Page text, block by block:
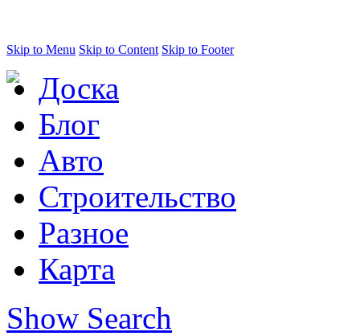
Skip to Menu Skip to Content Skip to Footer
Доска
Блог
Авто
Строительство
Разное
Карта
Show Search